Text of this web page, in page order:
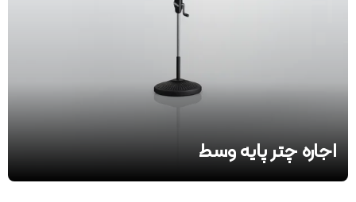
اجاره چتر پایه وسط